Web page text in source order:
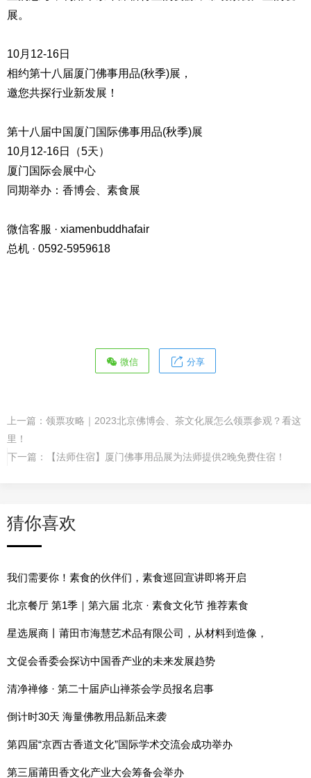
展。
10月12-16日
相约第十八届厦门佛事用品(秋季)展，
邀您共探行业新发展！
第十八届中国厦门国际佛事用品(秋季)展
10月12-16日（5天）
厦门国际会展中心
同期举办：香博会、素食展
微信客服 · xiamenbuddhafair
总机 · 0592-5959618
微信 分享
上一篇： 领票攻略｜2023北京佛博会、茶文化展怎么领票参观？看这
里！
下一篇：
【法师住宿】厦门佛事用品展为法师提供2晚免费住宿！
猜你喜欢
我们需要你！素食的伙伴们，素食巡回宣讲即将开启
北京餐厅 第1季｜第六届 北京 · 素食文化节 推荐素食
星选展商丨莆田市海慧艺术品有限公司，从材料到造像，
文促会香委会探访中国香产业的未来发展趋势
清净禅修 · 第二十届庐山禅茶会学员报名启事
倒计时30天 海量佛教用品新品来袭
第四届“京西古香道文化”国际学术交流会成功举办
第三届莆田香文化产业大会筹备会举办